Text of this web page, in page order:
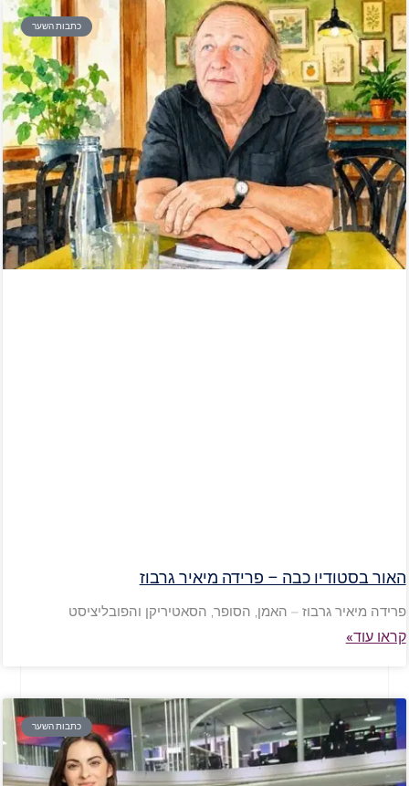
כתבות השער
האור בסטודיו כבה – פרידה מיאיר גרבוז
פרידה מיאיר גרבוז – האמן, הסופר, הסאטיריקן והפובליציסט
קראו עוד»
כתבות השער